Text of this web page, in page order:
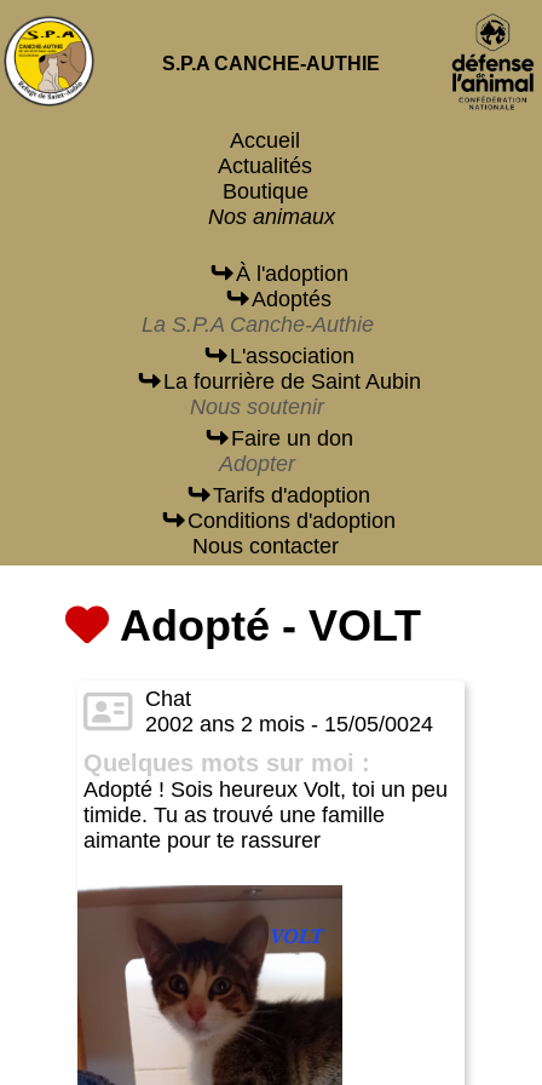
S.P.A CANCHE-AUTHIE
Accueil
Actualités
Boutique
Nos animaux
À l'adoption
Adoptés
La S.P.A Canche-Authie
L'association
La fourrière de Saint Aubin
Nous soutenir
Faire un don
Adopter
Tarifs d'adoption
Conditions d'adoption
Nous contacter
Adopté - VOLT
Chat
2002 ans 2 mois - 15/05/0024
Quelques mots sur moi :
Adopté ! Sois heureux Volt, toi un peu
timide. Tu as trouvé une famille
aimante pour te rassurer